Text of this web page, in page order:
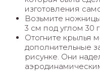
изготовления
Возьмите
3 см под углом 30
Отогните крылья
дополнительные
рисунке. Они